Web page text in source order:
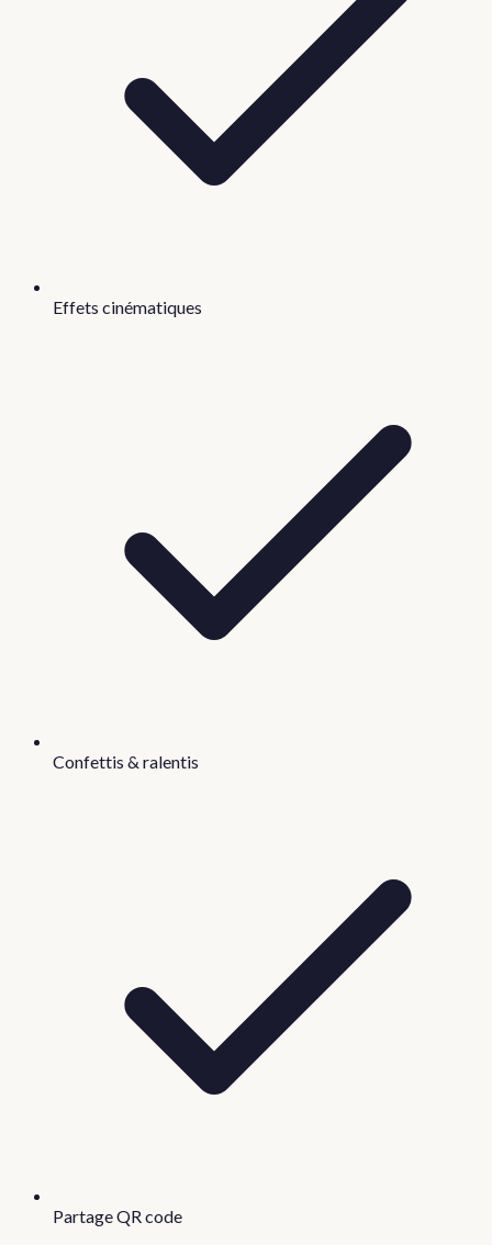
Effets cinématiques
Confettis & ralentis
Partage QR code